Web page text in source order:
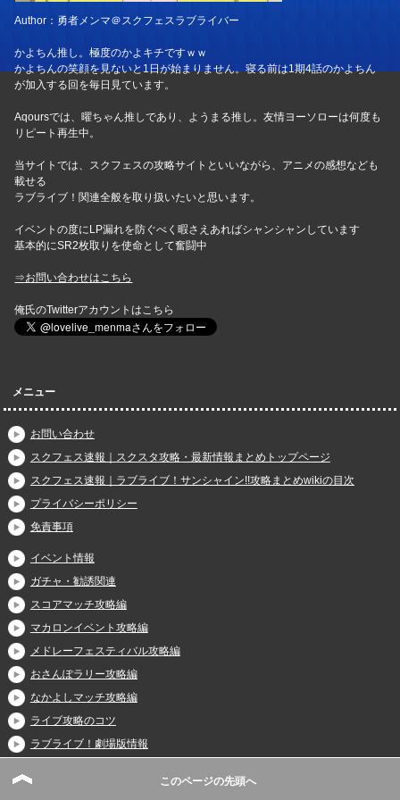
Author：勇者メンマ＠スクフェスラブライバー
かよちん推し。極度のかよキチですｗｗ
かよちんの笑顔を見ないと1日が始まりません。寝る前は1期4話のかよちん
が加入する回を毎日見ています。
Aqoursでは、曜ちゃん推しであり、ようまる推し。友情ヨーソローは何度も
リピート再生中。
当サイトでは、スクフェスの攻略サイトといいながら、アニメの感想なども
載せる
ラブライブ！関連全般を取り扱いたいと思います。
イベントの度にLP漏れを防ぐべく暇さえあればシャンシャンしています
基本的にSR2枚取りを使命として奮闘中
⇒お問い合わせはこちら
俺氏のTwitterアカウントはこちら
メニュー
お問い合わせ
スクフェス速報｜スクスタ攻略・最新情報まとめトップページ
スクフェス速報｜ラブライブ！サンシャイン!!攻略まとめwikiの目次
プライバシーポリシー
免責事項
イベント情報
ガチャ・勧誘関連
スコアマッチ攻略編
マカロンイベント攻略編
メドレーフェスティバル攻略編
おさんぽラリー攻略編
なかよしマッチ攻略編
ライブ攻略のコツ
ラブライブ！劇場版情報
このページの先頭へ